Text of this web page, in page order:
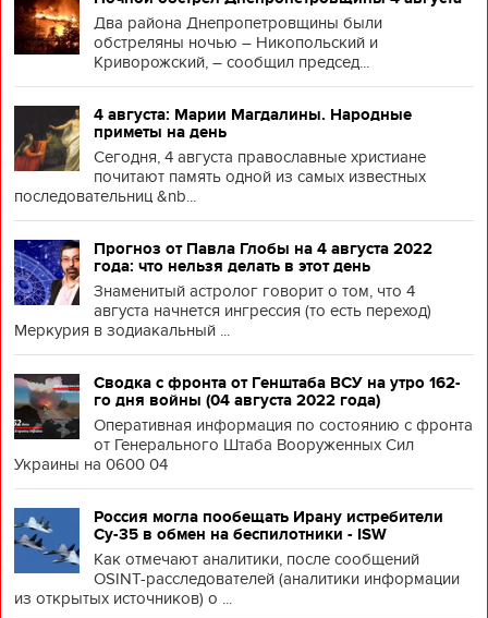
Два района Днепропетровщины были
обстреляны ночью – Никопольский и
Криворожский, – сообщил председ...
4 августа: Марии Магдалины. Народные
приметы на день
Сегодня, 4 августа православные христиане
почитают память одной из самых известных
последовательниц &nb...
Прогноз от Павла Глобы на 4 августа 2022
года: что нельзя делать в этот день
Знаменитый астролог говорит о том, что 4
августа начнется ингрессия (то есть переход)
Меркурия в зодиакальный ...
Сводка с фронта от Генштаба ВСУ на утро 162-
го дня войны (04 августа 2022 года)
Оперативная информация по состоянию с фронта
от Генерального Штаба Вооруженных Сил
Украины на 0600 04
Россия могла пообещать Ирану истребители
Су-35 в обмен на беспилотники - ISW
Как отмечают аналитики, после сообщений
OSINT-расследователей (аналитики информации
из открытых источников) о ...